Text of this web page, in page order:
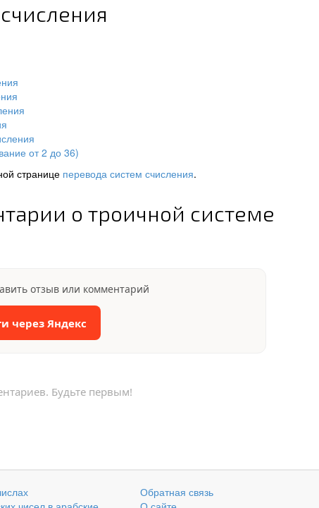
от 2 до 36)
странице перевода систем счисления.
о троичной системе
отзыв или комментарий
через Яндекс
Будьте первым!
Обратная связь